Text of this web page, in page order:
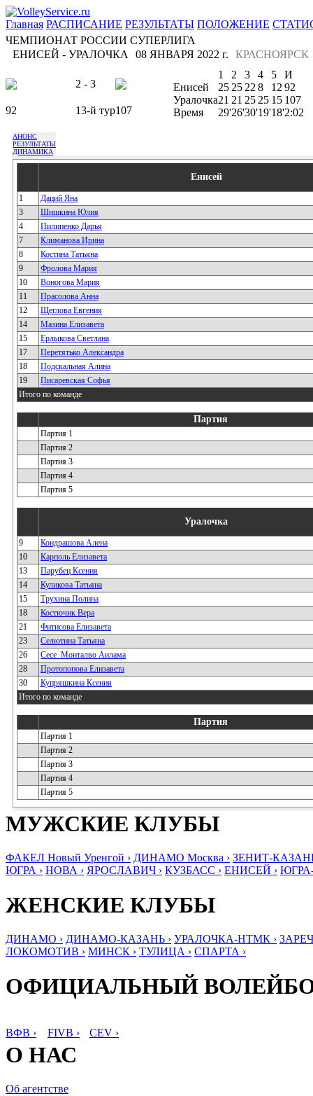
Главная РАСПИСАНИЕ РЕЗУЛЬТАТЫ ПОЛОЖЕНИЕ
ЧЕМПИОНАТ РОССИИ СУПЕРЛИГА
ЕНИСЕЙ - УРАЛОЧКА
КРАСНОЯРСК
08 ЯНВАРЯ 2022 г.
2 - 3
92 13-й тур107
1 2 3 4 5
И
Енисей
25 25 22 8 12 92
Уралочка21 21 25 25 15 107
Время
29'26'30'19'18'2:02
АНОНС
РЕЗУЛЬТАТЫ
ДИНАМИКА
Енисей
1
Даций Яна
3
Шишкина Юлия
4
Пилипенко Дарья
7
Климанова Ирина
8
Костина Татьяна
9
Фролова Мария
10
Воногова Мария
11
Прасолова Анна
12
Щеглова Евгения
14
Мазина Елизавета
15
Ерлыкова Светлана
17
Перетятько Александра
18
Подскальная Алина
19
Писаревская Софья
Итого по команде
Партия
Партия 1
Партия 2
Партия 3
Партия 4
Партия 5
Уралочка
9
Кондрашова Алена
10
Карполь Елизавета
13
Парубец Ксения
14
Куликова Татьяна
15
Трухина Полина
18
Костючик Вера
21
Фитисова Елизавета
23
Селютина Татьяна
26
Сесе_Монталво Аилама
28
Протопопова Елизавета
30
Купряшкина Ксения
Итого по команде
Партия
Партия 1
Партия 2
Партия 3
Партия 4
Партия 5
МУЖСКИЕ КЛУБЫ
ФАКЕЛ Новый Уренгой › ДИНАМО Москва › ЗЕНИТ-
ЮГРА › НОВА › ЯРОСЛАВИЧ › КУЗБАСС › ЕНИСЕЙ ›
ЖЕНСКИЕ КЛУБЫ
ДИНАМО › ДИНАМО-КАЗАНЬ › УРАЛОЧКА-НТМК ›
ЛОКОМОТИВ › МИНСК › ТУЛИЦА › СПАРТА ›
ОФИЦИАЛЬНЫЙ
ВФВ › FIVB › CEV ›
О НАС
Об агентстве